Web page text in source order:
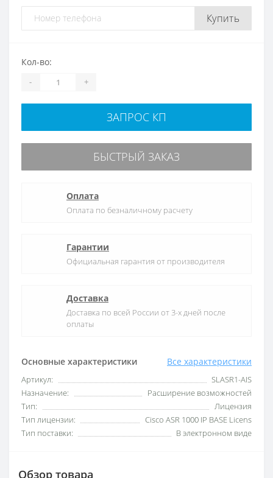
Купить
Основные характеристики Все характеристики
Артикул:
SLASR1-AIS
Назначение:
Расширение возможностей
Тип:
Лицензия
Тип лицензии:
Cisco ASR 1000 IP BASE Licens
Тип поставки:
В электронном виде
Кол-во:
- +
ЗАПРОС КП
БЫСТРЫЙ ЗАКАЗ
Оплата
Оплата по безналичному расчету
Гарантии
Официальная гарантия от производителя
Доставка
Доставка по всей России от 3-х дней после
оплаты
Обзор товара